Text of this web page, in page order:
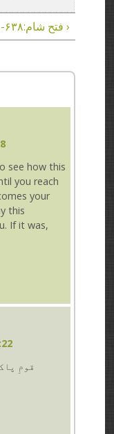
فتح شام:۶۳۸-۶۳۰ء ›
see how this
you reach
your
this
If it was,